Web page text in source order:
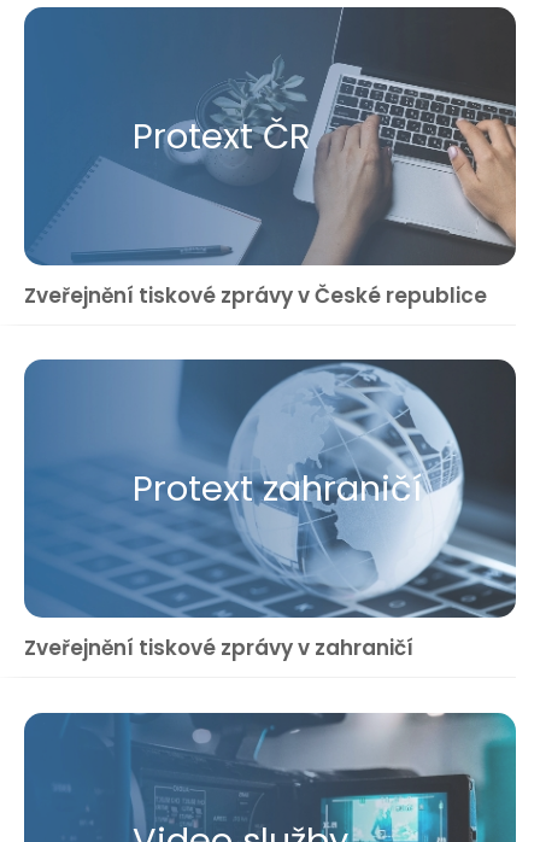
Protext ČR
Zveřejnění tiskové zprávy v České republice
Protext zahraničí
Zveřejnění tiskové zprávy v zahraničí